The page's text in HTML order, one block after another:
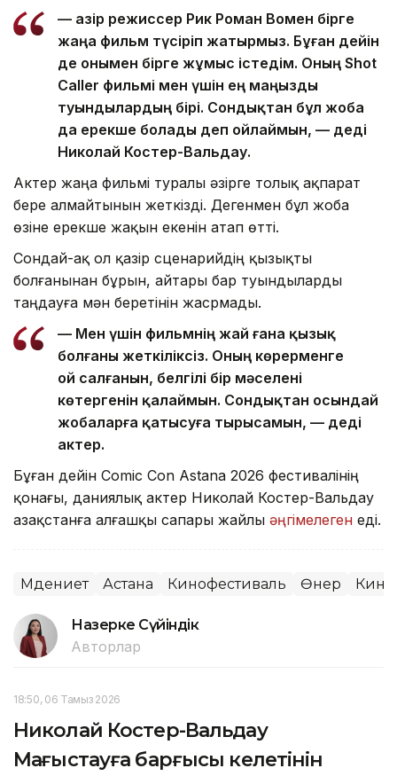
— Қазір режиссер Рик Роман Вомен бірге
жаңа фильм түсіріп жатырмыз. Бұған дейін
де онымен бірге жұмыс істедім. Оның Shot
Caller фильмі мен үшін ең маңызды
туындылардың бірі. Сондықтан бұл жоба
да ерекше болады деп ойлаймын, — деді
Николай Костер-Вальдау.
Актер жаңа фильмі туралы әзірге толық ақпарат
бере алмайтынын жеткізді. Дегенмен бұл жоба
өзіне ерекше жақын екенін атап өтті.
Сондай-ақ ол қазір сценарийдің қызықты
болғанынан бұрын, айтары бар туындыларды
таңдауға мән беретінін жасрмады.
— Мен үшін фильмнің жай ғана қызық
болғаны жеткіліксіз. Оның көрерменге
ой салғанын, белгілі бір мәселені
көтергенін қалаймын. Сондықтан осындай
жобаларға қатысуға тырысамын, — деді
актер.
Бұған дейін Comic Con Astana 2026 фестивалінің
қонағы, даниялық актер Николай Костер-Вальдау
Қазақстанға алғашқы сапары жайлы әңгімелеген еді.
Мәдениет Астана Кинофестиваль Өнер Кино
Назерке Сүйіндік
Авторлар
18:50, 06 Тамыз 2026
Николай Костер-Вальдау
Маңғыстауға барғысы келетінін